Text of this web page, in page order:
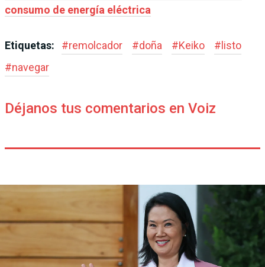
consumo de energía eléctrica
Etiquetas: #remolcador #doña #Keiko #listo
#navegar
Déjanos tus comentarios en Voiz